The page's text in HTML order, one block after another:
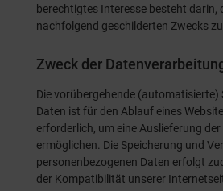
berechtigtes Interesse besteht darin,
nachfolgend geschilderten Zwecks
Zweck der
Die vorübergehende (automatisierte)
Daten ist für den Ablauf eines
erforderlich, um eine Auslieferung der
ermöglichen. Die Speicherung und
personenbezogenen Daten erfolgt
der Kompatibilität unserer